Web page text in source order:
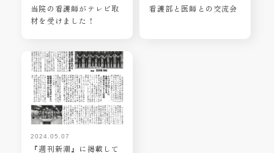
当院の看護師がテレビ取
材を受けました！
看護部と医師との交流会
2024.05.07
『週刊新潮』に掲載して